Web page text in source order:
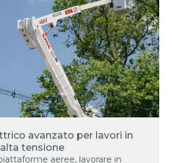
avanzato per lavori in
tensione
aeree, lavorare in